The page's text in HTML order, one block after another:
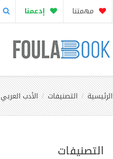
مهمتنا إدعمنا
الرئيسية التصنيفات الأدب العربي
التصنيفات